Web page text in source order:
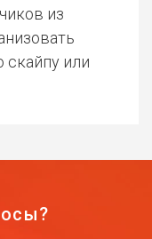
из
скайпу или